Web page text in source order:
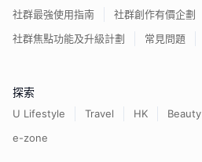
社群最強使用指南
社群創作有價企劃
社群焦點功能及升級計劃
常見問題
探索
U Lifestyle Travel HK Beauty
e-zone